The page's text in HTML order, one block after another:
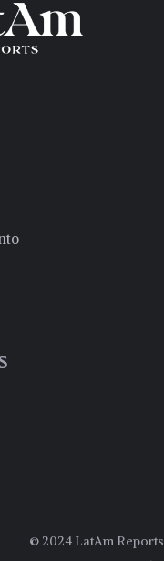
© 2024 LatAm Reports